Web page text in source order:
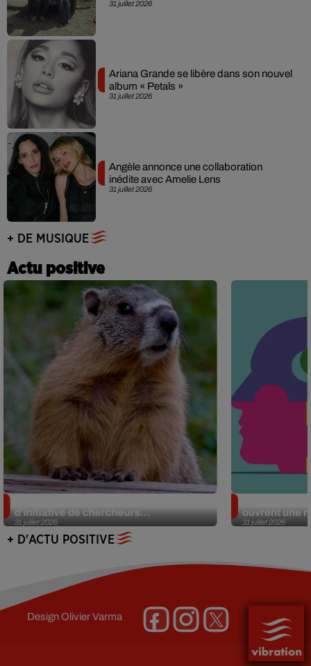
31 juillet 2026
31 juillet 2026
Ariana Grande se libère dans son nouvel
album « Petals »
31 juillet 2026
Angèle annonce une collaboration
inédite avec Amelie Lens
+ DE MUSIQUE
Actu positive
31 juillet 2026
d’initiative de chercheurs...
31 juillet 2026
ouvrent une
+ D'ACTU POSITIVE
DesignOlivier Varma